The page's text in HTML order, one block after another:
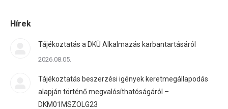
Hírek
Tájékoztatás a DKÜ Alkalmazás karbantartásáról
2026.08.05.
Tájékoztatás beszerzési igények keretmegállapodás
alapján történő megvalósíthatóságáról –
DKM01MSZOLG23